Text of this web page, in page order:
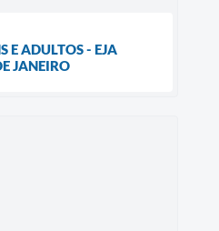
E ADULTOS - EJA
JANEIRO